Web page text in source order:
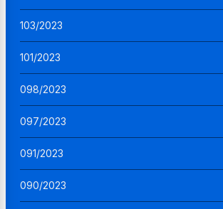
103/2023
101/2023
098/2023
097/2023
091/2023
090/2023